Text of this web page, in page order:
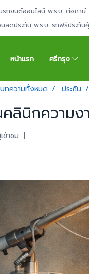
รถยนต์ออนไลน์ พ.ร.บ. ต่อภ
ลดประกัน พ.ร.บ. รถฟรีประกั
หน้าแรก ศรีกรุง
บทความทั้งหมด ประกัน
คลินิกความ
ข้าชม |